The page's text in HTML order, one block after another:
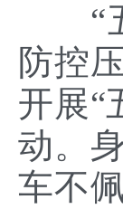
“
防控
开展“
动。
车不